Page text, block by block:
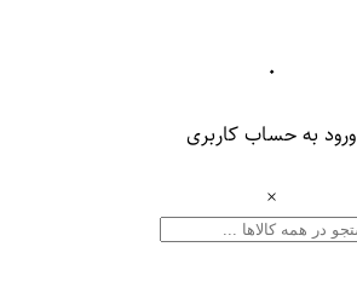
۰
ورود به حساب کاربری
×